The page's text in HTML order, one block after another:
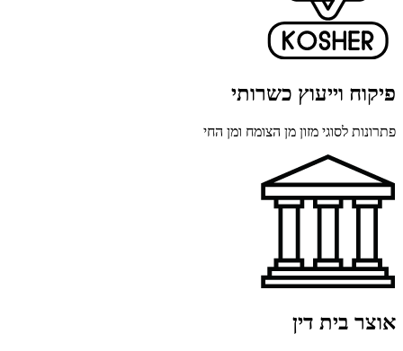
פיקוח וייעוץ כשרותי
פתרונות לסוגי מזון מן הצומח ומן החי
אוצר בית דין